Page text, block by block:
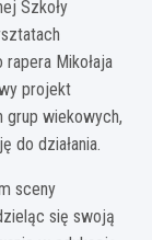
Szkoły
Mikołaja
projekt
grup wiekowych,
do działania.
sceny
się swoją